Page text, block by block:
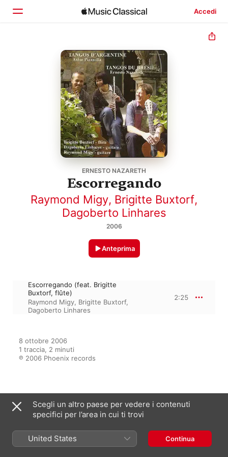
Accedi
ERNESTO NAZARETH
Escorregando
Raymond Migy, Brigitte Buxtorf,
Dagoberto Linhares
2006
Anteprima
Escorregando (feat. Brigitte
Buxtorf, flûte)
Raymond Migy, Brigitte Buxtorf,
Dagoberto Linhares
2:25
8 ottobre 2006
1 traccia, 2 minuti
℗ 2006 Phoenix records
Tangos d'Argentine, Tangos du
Brésil
Dagoberto Linhares, Raymond Migy,
Scegli un altro paese per vedere i contenuti
specifici per l’area in cui ti trovi
United States Continua